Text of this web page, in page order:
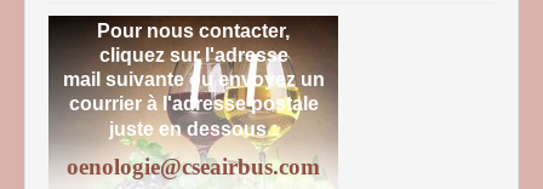
Pour nous contacter,
cliquez sur l'adresse
mail suivante ou envoyez un
courrierà l'adresse postale
juste en dessous :
oenologie@cseairbus.com